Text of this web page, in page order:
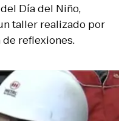
Día del Niño,
taller realizado por
reflexiones.